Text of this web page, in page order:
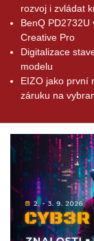
rozvoj i zvládat
BenQ
Creative Pro
Digitalizace
modelu
EIZO jako první
záruku na